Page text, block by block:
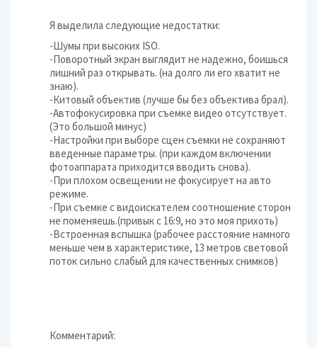
Я выделила следующие недостатки:
-Шумы при высоких ISO.
-Поворотный экран выглядит не надежно, боишься
лишний раз открывать. (на долго ли его хватит не
знаю).
-Китовый объектив (лучше бы без объектива брал).
-Автофокусировка при съемке видео отсутствует.
(Это большой минус)
-Настройки при выборе сцен съемки не сохраняют
введенные параметры. (при каждом включении
фотоаппарата приходится вводить снова).
-При плохом освещении не фокусирует на авто
режиме.
-При съемке с видоискателем соотношение сторон
не поменяешь.(привык с 16:9, но это моя прихоть)
-Встроенная вспышка (рабочее расстояние намного
меньше чем в характеристике, 13 метров световой
поток сильно слабый для качественных снимков)
Комментарий: